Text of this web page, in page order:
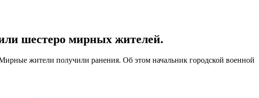
шестеро мирных жителей.
жители получили ранения. Об этом начальник городской военной